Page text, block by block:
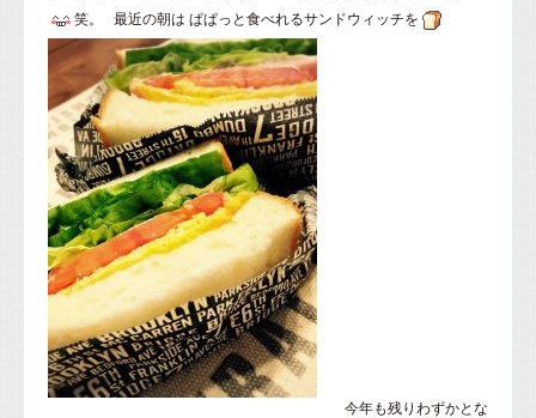
笑。 最近の朝は ぱぱっと食べれるサンドウィッチを
今年も残りわずかとな